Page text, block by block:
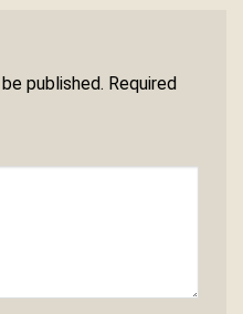
published. Required